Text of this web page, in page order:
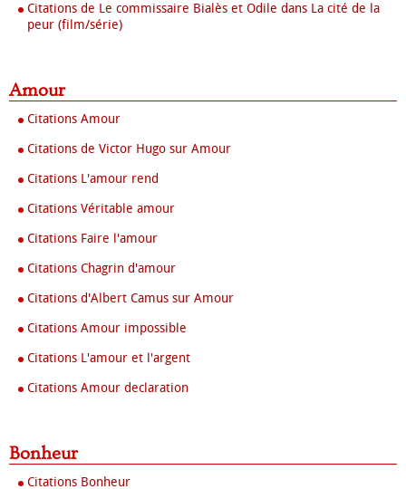
Citations de Le commissaire Bialès et Odile dans La cité de la
peur (film/série)
Amour
Citations Amour
Citations de Victor Hugo sur Amour
Citations L'amour rend
Citations Véritable amour
Citations Faire l'amour
Citations Chagrin d'amour
Citations d'Albert Camus sur Amour
Citations Amour impossible
Citations L'amour et l'argent
Citations Amour declaration
Bonheur
Citations Bonheur